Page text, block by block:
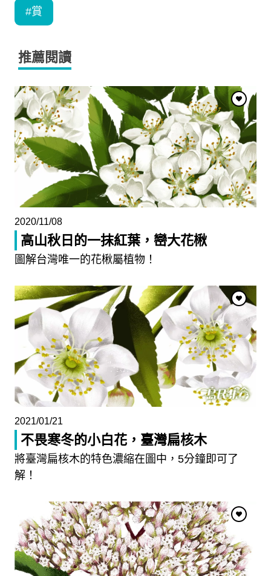
#賞
推薦閱讀
2020/11/08
高山秋日的一抹紅葉，巒大花楸
圖解台灣唯一的花楸屬植物！
2021/01/21
不畏寒冬的小白花，臺灣扁核木
將臺灣扁核木的特色濃縮在圖中，5分鐘即可了
解！